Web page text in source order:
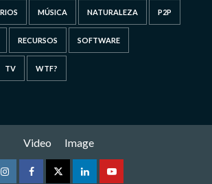
MÚSICA NATURALEZA P2P
RECURSOS SOFTWARE
TV WTF?
Video Image